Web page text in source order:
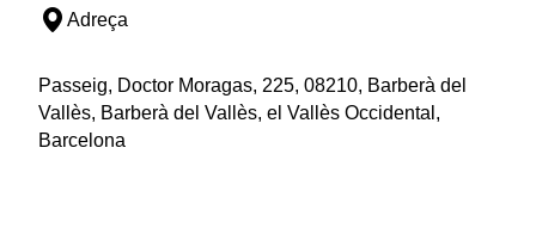
Adreça
Passeig, Doctor Moragas, 225, 08210, Barberà del
Vallès, Barberà del Vallès, el Vallès Occidental,
Barcelona